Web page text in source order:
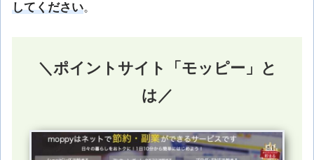
してください。
＼ポイントサイト「モッピー」と
は／